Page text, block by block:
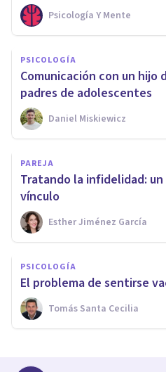
Psicología Y Mente
PSICOLOGÍA
Comunicación con un
padres de adolescentes
Daniel Miskiewicz
PAREJA
Tratando la infidelidad:
vínculo
Esther Jiménez García
PSICOLOGÍA
El problema de sentirse
Tomás Santa Cecilia